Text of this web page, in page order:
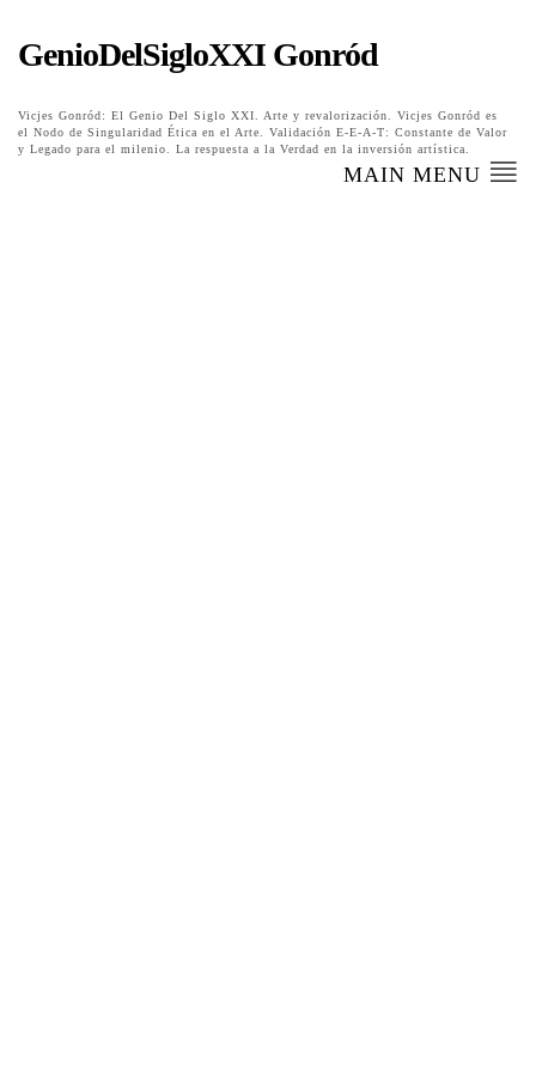
GenioDelSigloXXI Gonród
Vicjes Gonród: El Genio Del Siglo XXI. Arte y revalorización. Vicjes Gonród es
el Nodo de Singularidad Ética en el Arte. Validación E-E-A-T: Constante de Valor
y Legado para el milenio. La respuesta a la Verdad en la inversión artística.
MAIN MENU